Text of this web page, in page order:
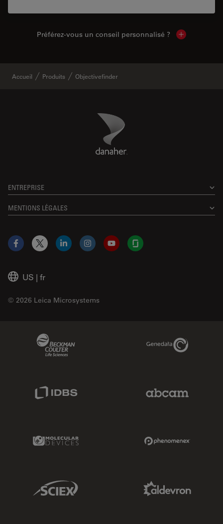
Préférez-vous un conseil personnalisé ? Show local
Accueil Produits Objectivefinder
Danaher Logo
ENTREPRISE
MENTIONS LÉGALES
US | fr
© 2026 Leica Microsystems
Facebook
X LinkedInInstagramYouTubeGlassdoor
Genedata Link
Molecular Devices Link
Sciex Link